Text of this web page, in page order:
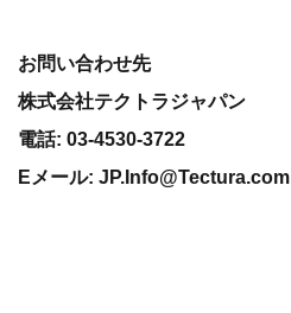
お問い合わせ先
株式会社テクトラジャパン
電話: 03-4530-3722
Eメール: JP.Info@Tectura.com